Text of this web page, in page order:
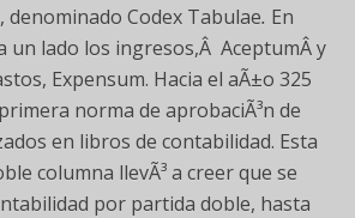
denominado Codex Tabulae. En
un lado los ingresos,Â AceptumÂ y
Expensum. Hacia el aÃ±o 325
norma de aprobaciÃ³n de
en libros de contabilidad. Esta
columna llevÃ³ a creer que se
por partida doble, hasta